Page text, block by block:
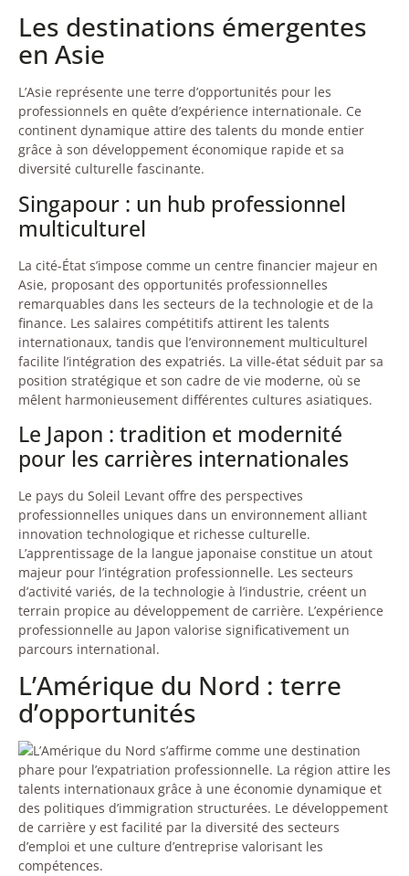
Les destinations émergentes
en Asie
L’Asie représente une terre d’opportunités pour les
professionnels en quête d’expérience internationale. Ce
continent dynamique attire des talents du monde entier
grâce à son développement économique rapide et sa
diversité culturelle fascinante.
Singapour : un hub professionnel
multiculturel
La cité-État s’impose comme un centre financier majeur en
Asie, proposant des opportunités professionnelles
remarquables dans les secteurs de la technologie et de la
finance. Les salaires compétitifs attirent les talents
internationaux, tandis que l’environnement multiculturel
facilite l’intégration des expatriés. La ville-état séduit par sa
position stratégique et son cadre de vie moderne, où se
mêlent harmonieusement différentes cultures asiatiques.
Le Japon : tradition et modernité
pour les carrières internationales
Le pays du Soleil Levant offre des perspectives
professionnelles uniques dans un environnement alliant
innovation technologique et richesse culturelle.
L’apprentissage de la langue japonaise constitue un atout
majeur pour l’intégration professionnelle. Les secteurs
d’activité variés, de la technologie à l’industrie, créent un
terrain propice au développement de carrière. L’expérience
professionnelle au Japon valorise significativement un
parcours international.
L’Amérique du Nord : terre
d’opportunités
L’Amérique du Nord s’affirme comme une destination
phare pour l’expatriation professionnelle. La région attire les
talents internationaux grâce à une économie dynamique et
des politiques d’immigration structurées. Le développement
de carrière y est facilité par la diversité des secteurs
d’emploi et une culture d’entreprise valorisant les
compétences.